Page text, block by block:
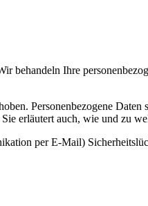
behandeln Ihre
Personenbezogene
erläutert auch, wie und zu
per E-Mail)